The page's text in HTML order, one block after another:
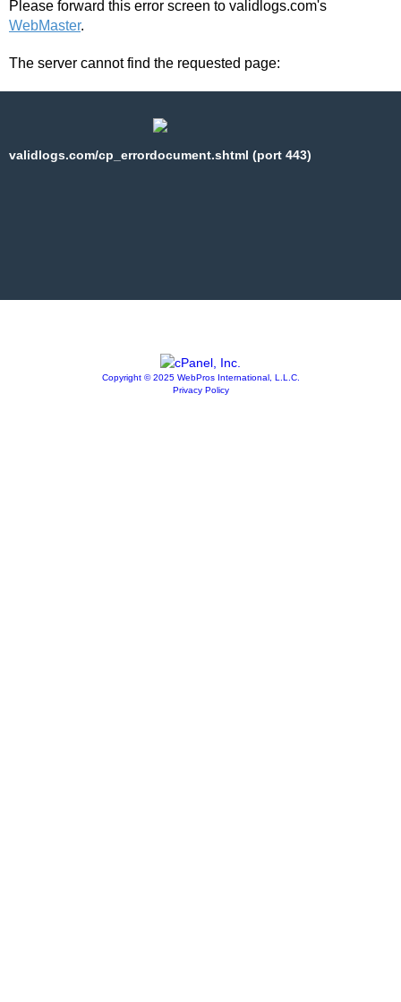
Please forward this error screen to validlogs.com's
WebMaster.
The server cannot find the requested page:
validlogs.com/cp_errordocument.shtml (port 443)
Copyright © 2025 WebPros International, L.L.C.
Privacy Policy